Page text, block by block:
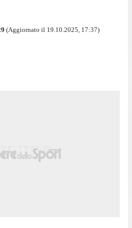
(Aggiornato il 19.10.2025, 17:37)